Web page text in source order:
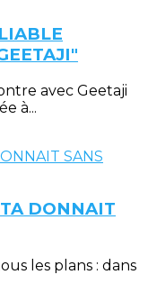
avec Geetaji
à...
DONNAIT
les plans : dans